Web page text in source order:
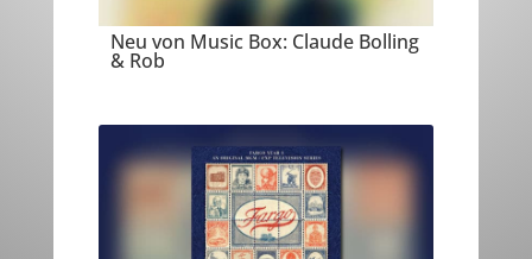
Neu von Music Box: Claude Bolling
& Rob